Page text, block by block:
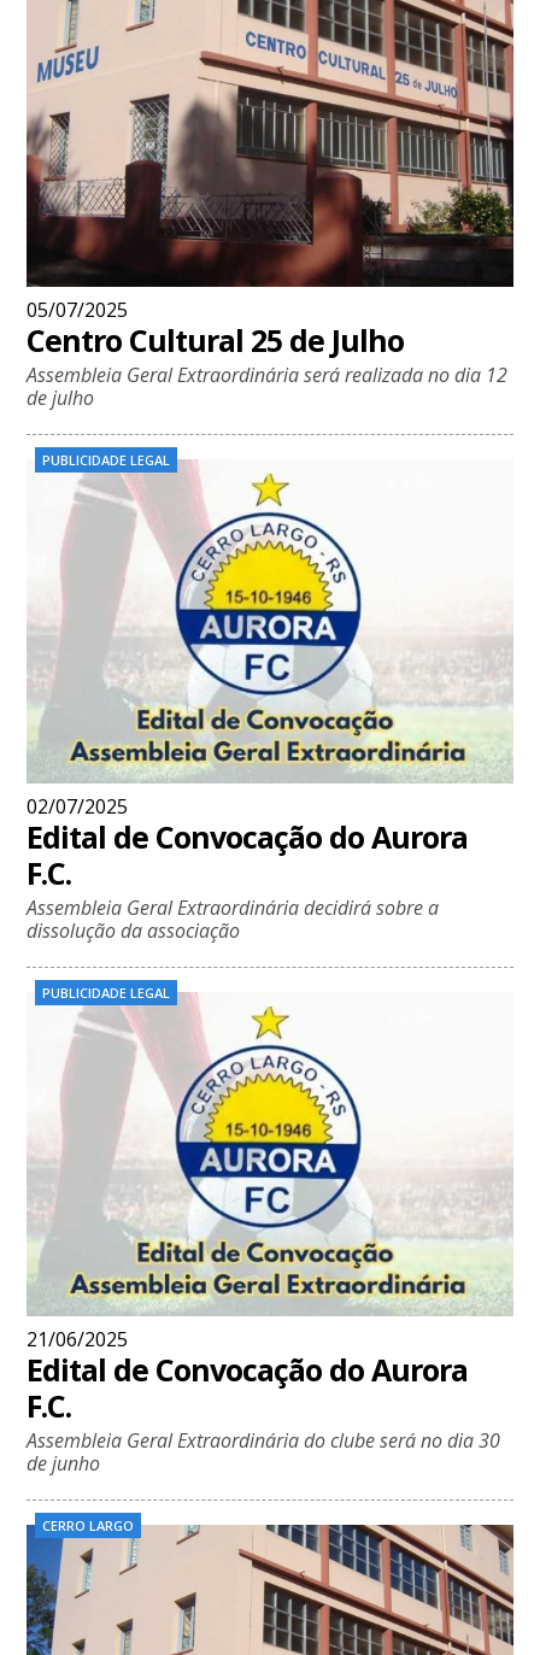
05/07/2025
Centro Cultural 25 de Julho
Assembleia Geral Extraordinária será realizada no dia 12
de julho
PUBLICIDADE LEGAL
02/07/2025
Edital de Convocação do Aurora
F.C.
Assembleia Geral Extraordinária decidirá sobre a
dissolução da associação
PUBLICIDADE LEGAL
21/06/2025
Edital de Convocação do Aurora
F.C.
Assembleia Geral Extraordinária do clube será no dia 30
de junho
CERRO LARGO